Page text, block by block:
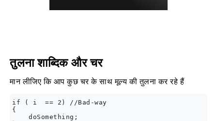
तुलना शाब्दिक और चर
मान लीजिए कि आप कुछ चर के साथ मूल्य की तुलना कर रहे हैं
if ( i  == 2) //Bad-way
{
    doSomething;